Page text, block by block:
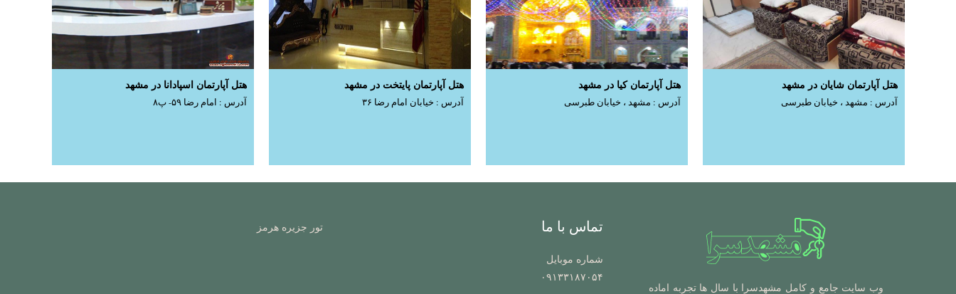
هتل آپارتمان شایان در مشهد
آدرس : مشهد ، خیابان طبرسی
هتل آپارتمان کیا در مشهد
آدرس : مشهد ، خیابان طبرسی
هتل آپارتمان پایتخت در مشهد
آدرس : خیابان امام رضا ۳۶
هتل آپارتمان اسپادانا در مشهد
آدرس : امام رضا ۵۹- پ۸
وب سایت جامع و کامل مشهدسرا با سال ها تجربه اماده
تماس با ما
شماره موبایل
۰۹۱۳۳۱۸۷۰۵۴
تور جزیره هرمز